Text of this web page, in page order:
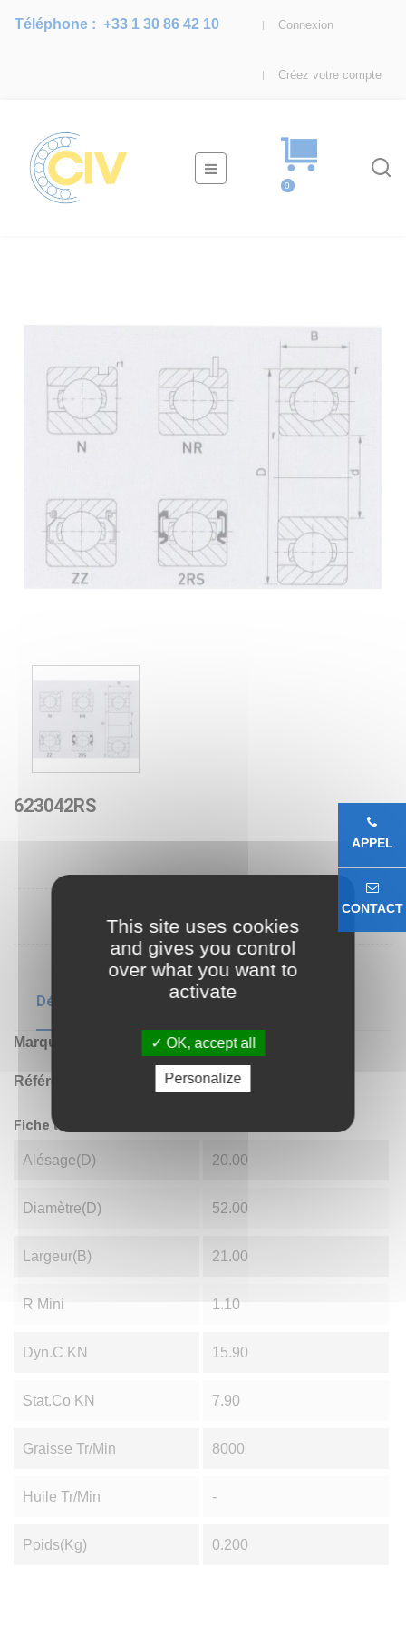
Connexion
Créez votre compte
Téléphone :+33 1 30 86 42 10
Basculer
la
☰
0
623042RS
Détails du produit
Marque
Référence
Fiche technique
Alésage(d) 20.00
Diamètre(D) 52.00
Largeur(B) 21.00
R Mini 1.10
Dyn.C KN 15.90
Stat.Co KN 7.90
Graisse Tr/min 8000
Huile Tr/min -
Poids(Kg) 0.200
APPEL
CONTACT
This site uses cookies
and gives you control
over what you want to
activate
OK, accept all
Personalize